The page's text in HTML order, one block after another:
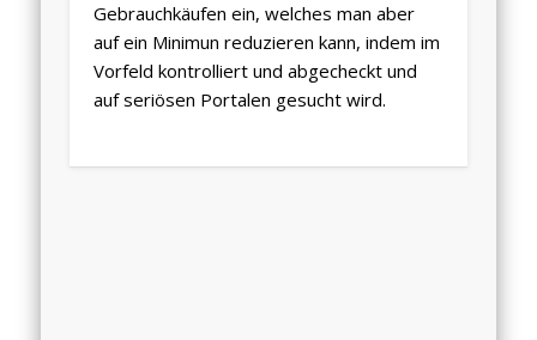
Gebrauchkäufen ein, welches man aber
auf ein Minimun reduzieren kann, indem im
Vorfeld kontrolliert und abgecheckt und
auf seriösen Portalen gesucht wird.